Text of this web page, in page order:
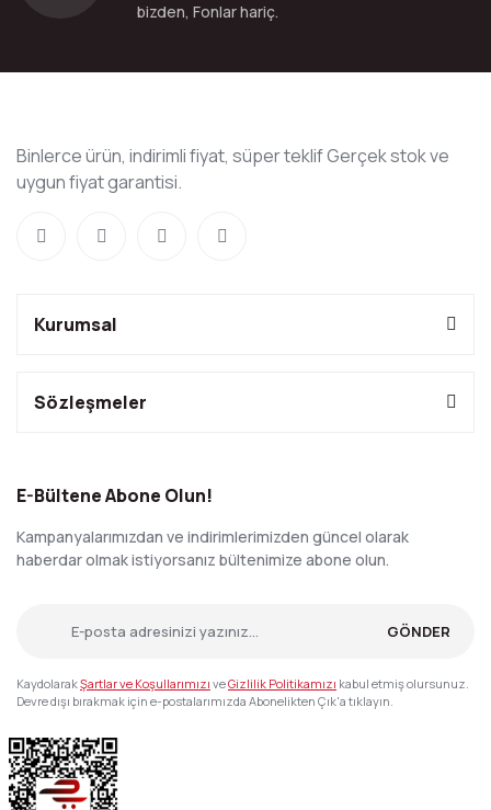
bizden, Fonlar hariç.
Binlerce ürün, indirimli fiyat, süper teklif Gerçek stok ve
uygun fiyat garantisi.
Kurumsal
Sözleşmeler
E-Bültene Abone Olun!
Kampanyalarımızdan ve indirimlerimizden güncel olarak
haberdar olmak istiyorsanız bültenimize abone olun.
GÖNDER
KaydolarakŞartlar ve Koşullarımızı veGizlilik Politikamızı kabul etmiş olursunuz.
Devre dışı bırakmak için e-postalarımızda Abonelikten Çık'a tıklayın.